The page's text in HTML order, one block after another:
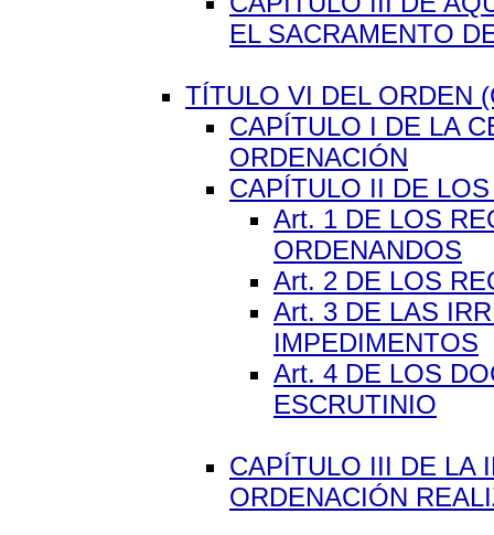
EL SACRAMENTO
TÍTULO VI DEL ORDEN
CAPÍTULO I DE LA
ORDENACIÓN
CAPÍTULO II DE
Art. 1 DE LOS
ORDENANDOS
Art. 2 DE LOS
Art. 3 DE LAS
IMPEDIMENTOS
Art. 4 DE LOS
ESCRUTINIO
CAPÍTULO III DE LA
ORDENACIÓN